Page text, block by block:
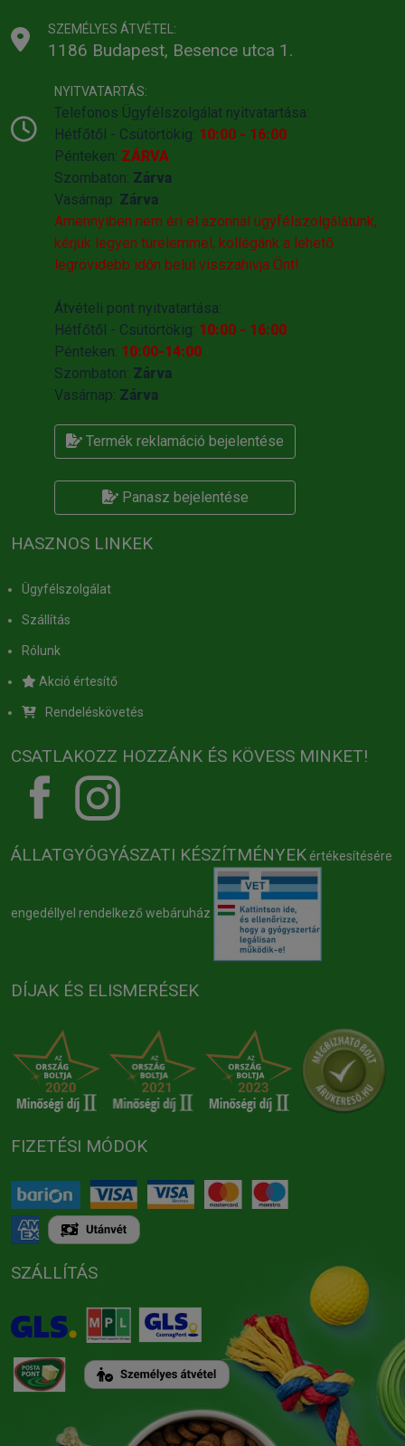
SZEMÉLYES ÁTVÉTEL:
1186 Budapest, Besence utca 1.
NYITVATARTÁS:
Telefonos Ügyfélszolgálat nyitvatartása:
Hétfőtől - Csütörtökig: 10:00 - 16:00
Pénteken: ZÁRVA
Szombaton: Zárva
Vasárnap: Zárva
Amennyiben nem éri el azonnal ügyfélszolgálatunk,
kérjük legyen türelemmel, kollégánk a lehető
legrövidebb időn belül visszahivja Önt!
Átvételi pont nyitvatartása:
Hétfőtől - Csütörtökig: 10:00 - 16:00
Pénteken: 10:00-14:00
Szombaton: Zárva
Vasárnap: Zárva
Termék reklamáció bejelentése
Panasz bejelentése
HASZNOS LINKEK
Ügyfélszolgálat
Szállítás
Rólunk
Akció értesítő
Rendeléskövetés
CSATLAKOZZ HOZZÁNK ÉS KÖVESS MINKET!
ÁLLATGYÓGYÁSZATI KÉSZÍTMÉNYEK értékesítésére
engedéllyel rendelkező webáruház
DÍJAK ÉS ELISMERÉSEK
FIZETÉSI MÓDOK
SZÁLLÍTÁS